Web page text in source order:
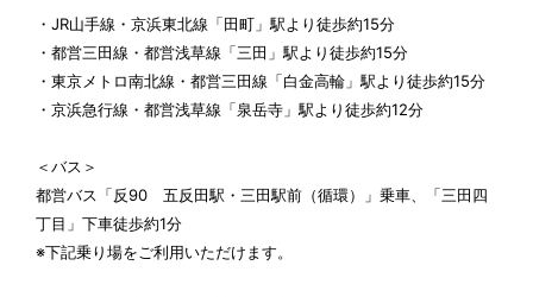
・JR山手線・京浜東北線「田町」駅より徒歩約15分
・都営三田線・都営浅草線「三田」駅より徒歩約15分
・東京メトロ南北線・都営三田線「白金高輪」駅より徒歩約15分
・京浜急行線・都営浅草線「泉岳寺」駅より徒歩約12分
＜バス＞
都営バス「反90 五反田駅・三田駅前（循環）」乗車、「三田四
丁目」下車徒歩約1分
※下記乗り場をご利用いただけます。